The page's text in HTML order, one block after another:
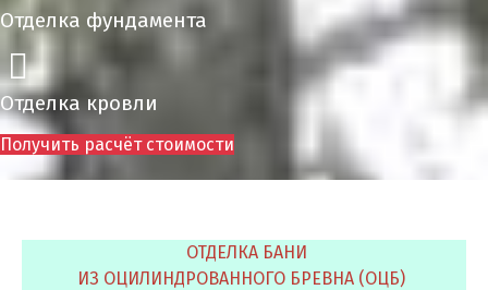
Отделка фундамента
Отделка кровли
Получить расчёт стоимости
ОТДЕЛКА БАНИ
ИЗ ОЦИЛИНДРОВАННОГО БРЕВНА (ОЦБ)